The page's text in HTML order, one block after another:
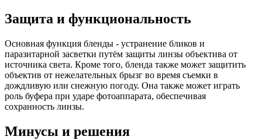
Защита и функциональность
Основная функция бленды - устранение бликов и
паразитарной засветки путём защиты линзы объектива от
источника света. Кроме того, бленда также может защитить
объектив от нежелательных брызг во время съемки в
дождливую или снежную погоду. Она также может играть
роль буфера при ударе фотоаппарата, обеспечивая
сохранность линзы.
Минусы и решения